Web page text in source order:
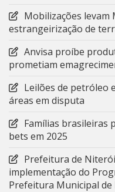
Mobilizações levam
estrangeirização de
Anvisa proíbe
prometiam
Leilões de petróleo
áreas em disputa
Famílias brasileiras
bets em 2025
Prefeitura de
implementação do
Prefeitura Municipal